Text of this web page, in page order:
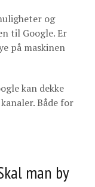
og
til Google. Er
på maskinen
kan dekke
Både for
man by